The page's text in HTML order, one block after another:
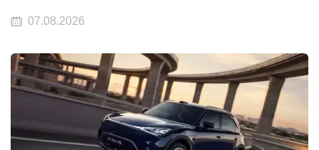
07.08.2026